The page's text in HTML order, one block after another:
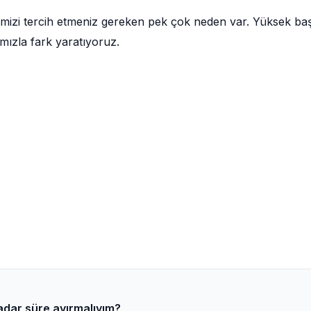
tercih etmeniz gereken pek çok neden var. Yüksek
fark yaratıyoruz.
süre ayırmalıyım?